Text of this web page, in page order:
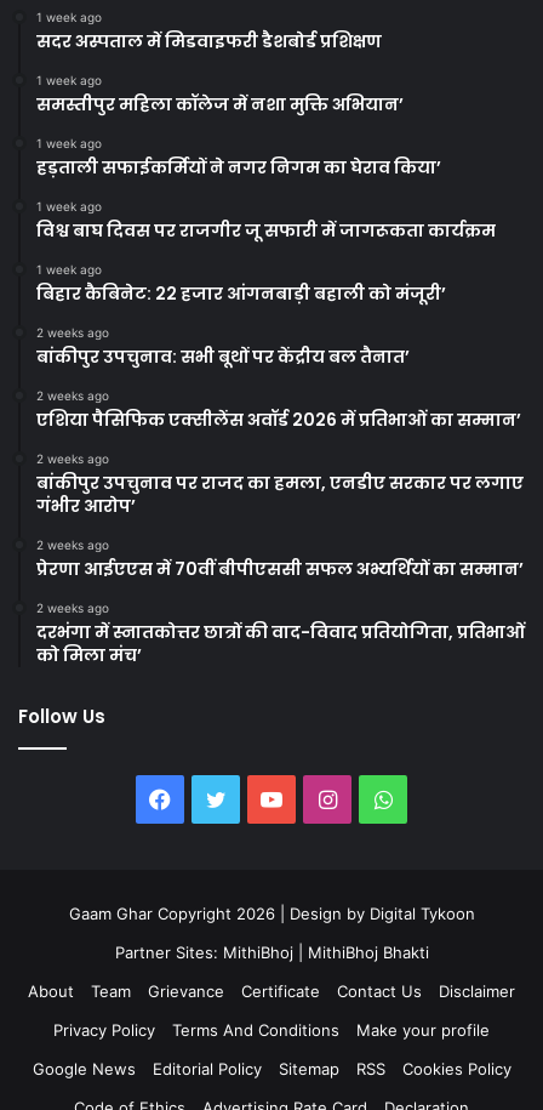
1 week ago
सदर अस्पताल में मिडवाइफरी डैशबोर्ड प्रशिक्षण
1 week ago
समस्तीपुर महिला कॉलेज में नशा मुक्ति अभियान’
1 week ago
हड़ताली सफाईकर्मियों ने नगर निगम का घेराव किया’
1 week ago
विश्व बाघ दिवस पर राजगीर जू सफारी में जागरूकता कार्यक्रम
1 week ago
बिहार कैबिनेट: 22 हजार आंगनबाड़ी बहाली को मंजूरी’
2 weeks ago
बांकीपुर उपचुनाव: सभी बूथों पर केंद्रीय बल तैनात’
2 weeks ago
एशिया पैसिफिक एक्सीलेंस अवॉर्ड 2026 में प्रतिभाओं का सम्मान’
2 weeks ago
बांकीपुर उपचुनाव पर राजद का हमला, एनडीए सरकार पर लगाए
गंभीर आरोप’
2 weeks ago
प्रेरणा आईएएस में 70वीं बीपीएससी सफल अभ्यर्थियों का सम्मान’
2 weeks ago
दरभंगा में स्नातकोत्तर छात्रों की वाद-विवाद प्रतियोगिता, प्रतिभाओं
को मिला मंच’
Follow Us
Facebook
TwitterYouTubeInstagramWhatsApp
Gaam Ghar Copyright 2026 | Design by Digital Tykoon
Partner Sites: MithiBhoj
MithiBhoj Bhakti
About
Team Grievance Certificate Contact Us
Disclaimer
Privacy Policy
Terms And Conditions
Make your profile
Google News
Editorial Policy Sitemap RSS
Cookies Policy